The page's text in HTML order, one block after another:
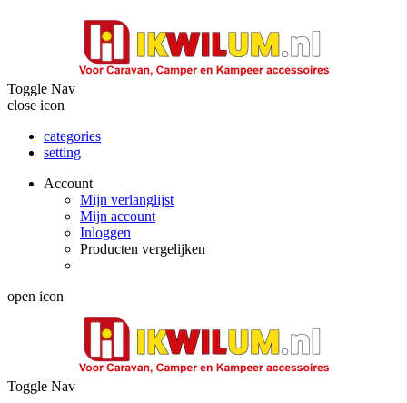
Toggle Nav
close icon
categories
setting
Account
Mijn verlanglijst
Mijn account
Inloggen
Producten vergelijken
open icon
Toggle Nav